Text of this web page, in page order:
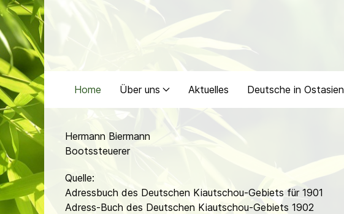
Home Über uns Aktuelles Deutsche in Ostasien
Hermann Biermann
Bootssteuerer
Quelle:
Adressbuch des Deutschen Kiautschou-Gebiets für 1901
Adress-Buch des Deutschen Kiautschou-Gebiets 1902